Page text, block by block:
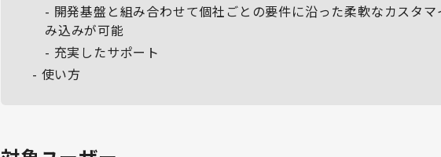
開発基盤と組み合わせて個社ごとの要件に沿った柔軟なカスタマ
み込みが可能
充実したサポート
使い方